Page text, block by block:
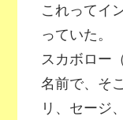
これってイ
っていた。
スカボロー
名前で、そ
リ、セージ